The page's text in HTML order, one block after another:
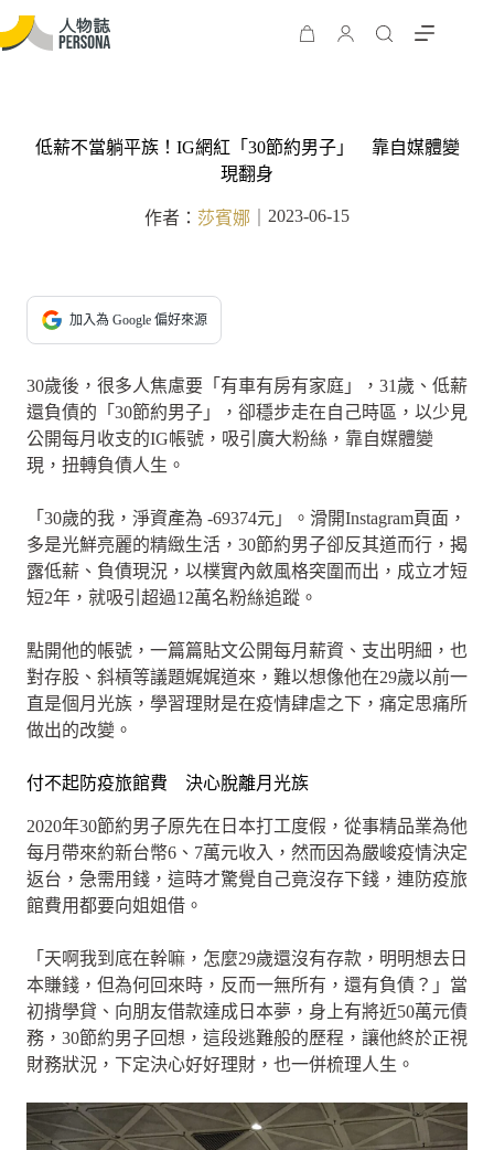
低薪不當躺平族！IG網紅「30節約男子」 靠自媒體變
現翻身
作者： 莎賓娜 2023-06-15
加入為 Google 偏好來源
30歲後，很多人焦慮要「有車有房有家庭」，31歲、低薪
還負債的「30節約男子」，卻穩步走在自己時區，以少見
公開每月收支的IG帳號，吸引廣大粉絲，靠自媒體變
現，扭轉負債人生。
「30歲的我，淨資產為 -69374元」。滑開Instagram頁面，
多是光鮮亮麗的精緻生活，30節約男子卻反其道而行，揭
露低薪、負債現況，以樸實內斂風格突圍而出，成立才短
短2年，就吸引超過12萬名粉絲追蹤。
點開他的帳號，一篇篇貼文公開每月薪資、支出明細，也
對存股、斜槓等議題娓娓道來，難以想像他在29歲以前一
直是個月光族，學習理財是在疫情肆虐之下，痛定思痛所
做出的改變。
付不起防疫旅館費 決心脫離月光族
2020年30節約男子原先在日本打工度假，從事精品業為他
每月帶來約新台幣6、7萬元收入，然而因為嚴峻疫情決定
返台，急需用錢，這時才驚覺自己竟沒存下錢，連防疫旅
館費用都要向姐姐借。
「天啊我到底在幹嘛，怎麼29歲還沒有存款，明明想去日
本賺錢，但為何回來時，反而一無所有，還有負債？」當
初揹學貸、向朋友借款達成日本夢，身上有將近50萬元債
務，30節約男子回想，這段逃難般的歷程，讓他終於正視
財務狀況，下定決心好好理財，也一併梳理人生。